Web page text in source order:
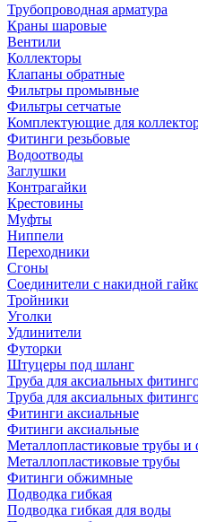
Трубопроводная арматура
Краны шаровые
Вентили
Коллекторы
Клапаны обратные
Фильтры промывные
Фильтры сетчатые
Комплектующие для
Фитинги резьбовые
Водоотводы
Заглушки
Контрагайки
Крестовины
Муфты
Ниппели
Переходники
Сгоны
Соединители с накидной
Тройники
Уголки
Удлинители
Футорки
Штуцеры под шланг
Труба для аксиальных
Труба для аксиальных
Фитинги аксиальные
Фитинги аксиальные
Металлопластиковые трубы и
Металлопластиковые трубы
Фитинги обжимные
Подводка гибкая
Подводка гибкая для воды